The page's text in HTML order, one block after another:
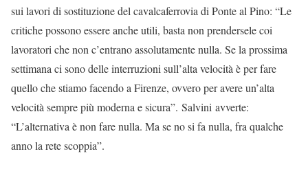
sui lavori di sostituzione del cavalcaferrovia di Ponte al Pino: “Le
critiche possono essere anche utili, basta non prendersele coi
lavoratori che non c’entrano assolutamente nulla. Se la prossima
settimana ci sono delle interruzioni sull’alta velocità è per fare
quello che stiamo facendo a Firenze, ovvero per avere un’alta
velocità sempre più moderna e sicura”. Salvini avverte:
“L’alternativa è non fare nulla. Ma se no si fa nulla, fra qualche
anno la rete scoppia”.